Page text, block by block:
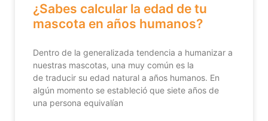
¿Sabes calcular la edad de tu
mascota en años humanos?
Dentro de la generalizada tendencia a humanizar a
nuestras mascotas, una muy común es la
de traducir su edad natural a años humanos. En
algún momento se estableció que siete años de
una persona equivalían